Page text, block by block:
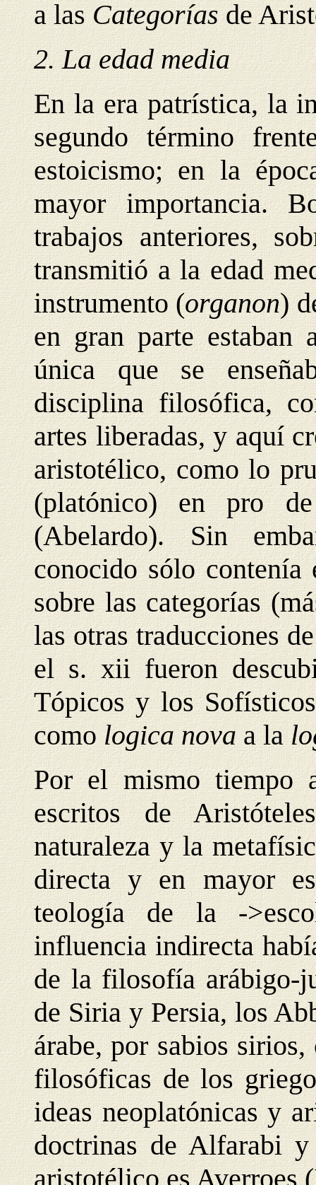
a las Categoríasde
2. La edad media
En la era patrística, la
segundo término
estoicismo; en la
mayor importancia.
trabajos anteriores,
transmitió a la edad
instrumento (organon)
en gran parte
única que se
disciplina filosófica,
artes liberadas, y aquí
aristotélico, como lo
(platónico) en pro de
(Abelardo). Sin
conocido sólo
sobre las categorías
las otras traducciones
el s. xii fueron
Tópicos y los
como logica nova a la
Por el mismo tiempo
escritos de
naturaleza y la
directa y en mayor
teología de la -
influencia indirecta
de la filosofía arábigo-
de Siria y Persia, los
árabe, por sabios
filosóficas de los
ideas neoplatónicas y
doctrinas de Alfarabi
aristotélico es Averroes